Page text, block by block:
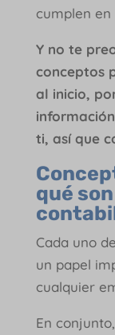
cumplen
Y no te
conceptos
al inicio,
ti, así que
qué
Cada uno
un papel
cualquier
En